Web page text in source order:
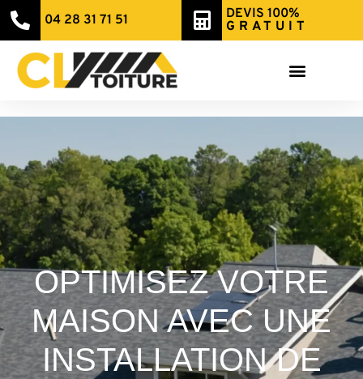
OPTIMISEZ VOTRE
MAISON AVEC UNE
INSTALLATION DE
04 28 31 71 51
DEVIS 100%
GRATUIT